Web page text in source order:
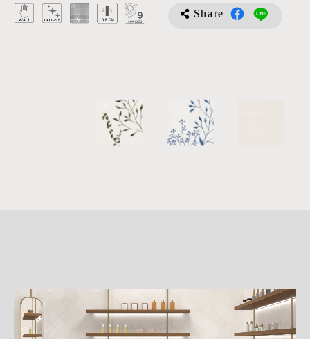
Share
介